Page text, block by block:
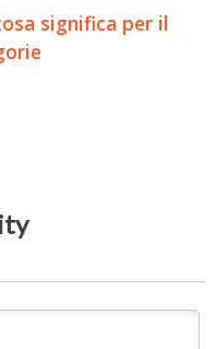
significa per il